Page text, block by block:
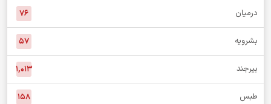
درمیان ۷۶
بشرویه ۵۷
بیرجند ۱,۰۱۳
طبس ۱۵۸